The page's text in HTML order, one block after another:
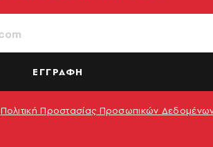
ΕΓΓΡΑΦΗ
Πολιτική Προστασίας Προσωπικών